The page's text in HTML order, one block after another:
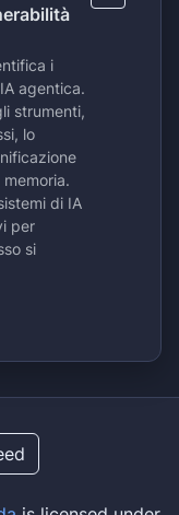
i
agentica.
strumenti,
lo
di IA
per
si